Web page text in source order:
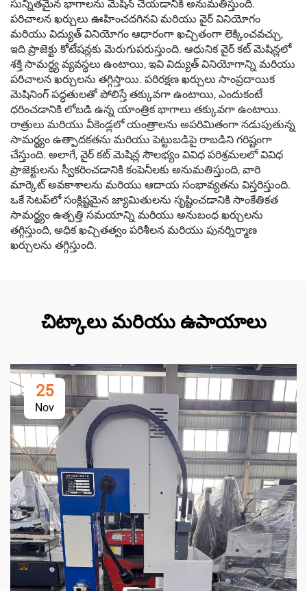
సున్నితమైన భాగాలను మెషిన్ చేయడానికి అనుమతిస్తుంది.
పరిచాలన ఖర్చులు ఊహించదగినవి మరియు వైర్ వినియోగం
మరియు విద్యుత్ వినియోగం ఆధారంగా ఖచ్చితంగా లెక్కించవచ్చు,
ఇది ప్రాజెక్టు కోటేషన్లకు మెరుగుపరుస్తుంది. ఆధునిక వైర్ కట్ మెషిన్లలో
శక్తి సామర్థ్య వ్యవస్థలు ఉంటాయి, ఇవి విద్యుత్ వినియోగాన్ని మరియు
పరిచాలన ఖర్చులను తగ్గిస్తాయి. పరిరక్షణ ఖర్చులు సాంప్రదాయిక
మెషినింగ్ పద్ధతులతో పోలిస్తే తక్కువగా ఉంటాయి, ఎందుకంటే
ధరించడానికి లోబడి ఉన్న యాంత్రిక భాగాలు తక్కువగా ఉంటాయి.
రాత్రులు మరియు వీకెండ్లలో యంత్రాలను అపరిమితంగా నడుపుతున్న
సామర్థ్యం ఉత్పాదకతను మరియు పెట్టుబడిపై రాబడిని గరిష్టంగా
చేస్తుంది. అలాగే, వైర్ కట్ మెషిన్ల సౌలభ్యం వివిధ పరిశ్రమలలో వివిధ
ప్రాజెక్టులను స్వీకరించడానికి కంపెనీలకు అనుమతిస్తుంది, వారి
మార్కెట్ అవకాశాలను మరియు ఆదాయ సంభావ్యతను విస్తరిస్తుంది.
ఒకే సెటప్‌లో సంక్లిష్టమైన జ్యామితులను సృష్టించడానికి సాంకేతికత
సామర్థ్యం ఉత్పత్తి సమయాన్ని మరియు అనుబంధ ఖర్చులను
తగ్గిస్తుంది, అధిక ఖచ్చితత్వం పరిశీలన మరియు పునర్నిర్మాణ
ఖర్చులను తగ్గిస్తుంది.
చిట్కాలు మరియు ఉపాయాలు
25
Nov